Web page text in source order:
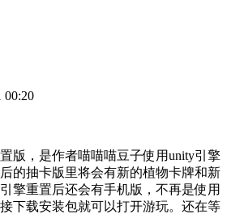
00:20
版，是作者喵喵喵豆子使用unity引擎
的抽卡版里将会有新的植物卡牌和新
擎重置后还会有手机版，不再是使用
下载安装包就可以打开游玩。还在等